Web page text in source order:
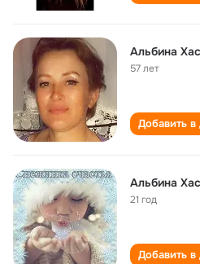
Альбина
57 лет
Добавить в
Альбина
21 год
Добавить в